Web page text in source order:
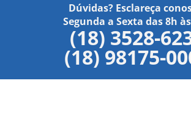
Dúvidas? Esclareça
Segunda a Sexta das 8h
(18) 3528-
(18) 98175-